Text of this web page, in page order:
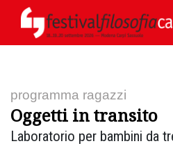
programma ragazzi
Oggetti in transito
Laboratorio per bambini da